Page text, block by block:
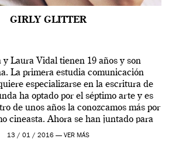
GIRLY GLITTER
Laura Vidal tienen 19 años y son
La primera estudia comunicación
especializarse en la escritura de
ha optado por el séptimo arte y es
de unos años la conozcamos más por
cineasta. Ahora se han juntado para
contarnos una […]
13 / 01 / 2016 — VER MÁS